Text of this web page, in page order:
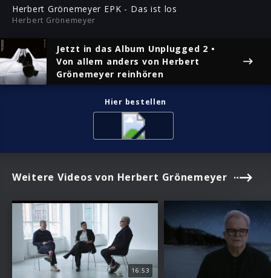
Herbert Grönemeyer EPK - Das ist los
Herbert Grönemeyer
Jetzt in das Album Unplugged 2 •
Von allem anders von Herbert
Grönemeyer reinhören
Hier bestellen
Weitere Videos von Herbert Grönemeyer
16:53